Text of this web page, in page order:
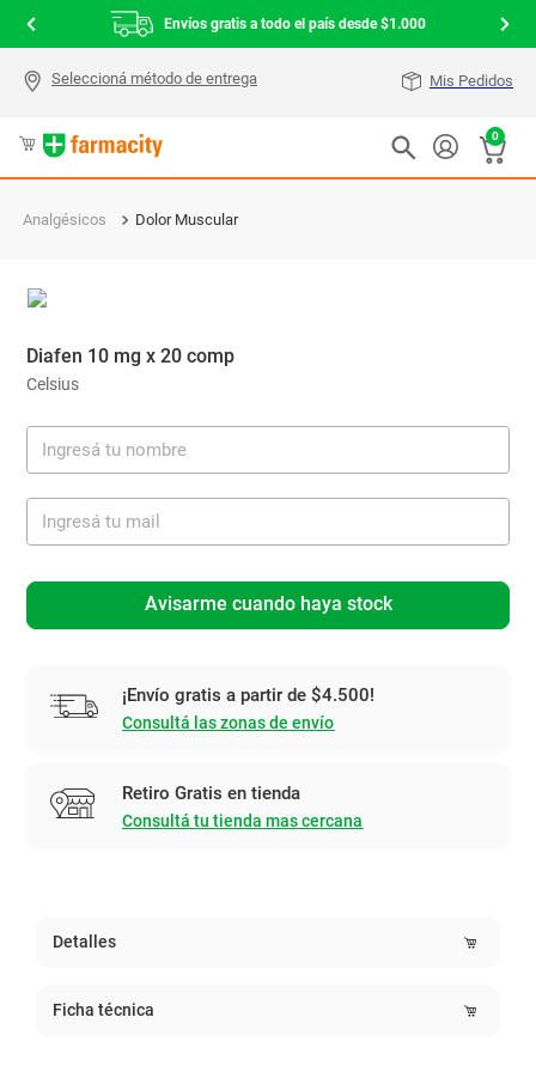
Envíos gratis a todo el país desde $1.000
Mis Pedidos
0
Analgésicos Dolor Muscular
Diafen 10 mg x 20 comp
Celsius
Avisarme cuando haya stock
¡Envío gratis a partir de $4.500!
Consultá las zonas de envío
Retiro Gratis en tienda
Consultá tu tienda mas cercana
Detalles
Ficha técnica